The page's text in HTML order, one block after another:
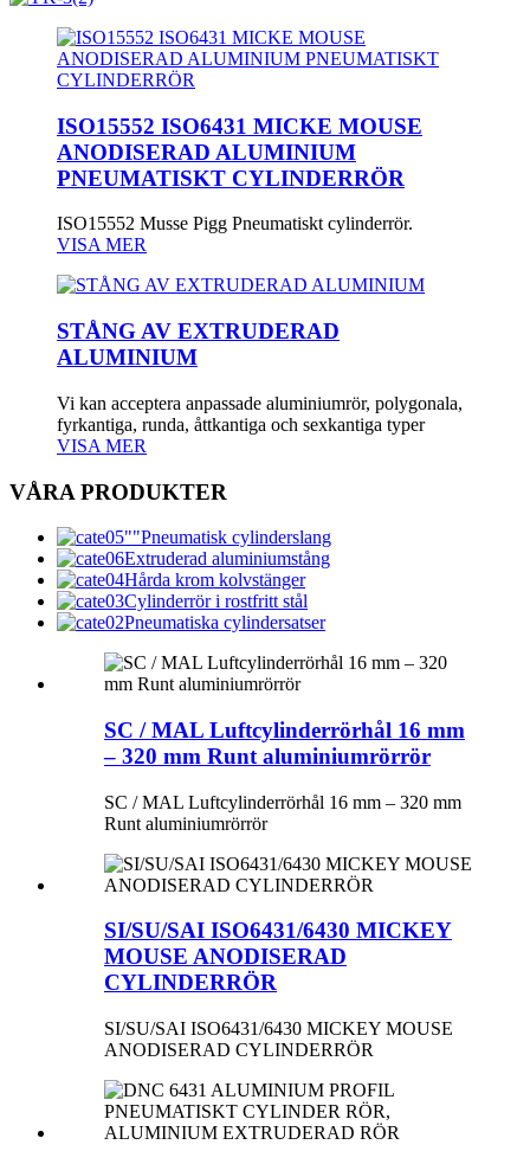
ISO15552 ISO6431 MICKE MOUSE
ANODISERAD ALUMINIUM
PNEUMATISKT CYLINDERRÖR
ISO15552 Musse Pigg Pneumatiskt cylinderrör.
VISA MER
STÅNG AV EXTRUDERAD
ALUMINIUM
Vi kan acceptera anpassade aluminiumrör, polygonala,
fyrkantiga, runda, åttkantiga och sexkantiga typer
VISA MER
VÅRA PRODUKTER
Pneumatisk cylinderslang
Extruderad aluminiumstång
Hårda krom kolvstänger
Cylinderrör i rostfritt stål
Pneumatiska cylindersatser
SC / MAL Luftcylinderrörhål 16 mm
– 320 mm Runt aluminiumrörrör
SC / MAL Luftcylinderrörhål 16 mm – 320 mm
Runt aluminiumrörrör
SI/SU/SAI ISO6431/6430 MICKEY
MOUSE ANODISERAD
CYLINDERRÖR
SI/SU/SAI ISO6431/6430 MICKEY MOUSE
ANODISERAD CYLINDERRÖR